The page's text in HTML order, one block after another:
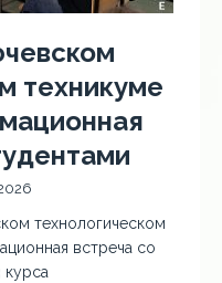
техникуме
технологическом
встреча со
курса